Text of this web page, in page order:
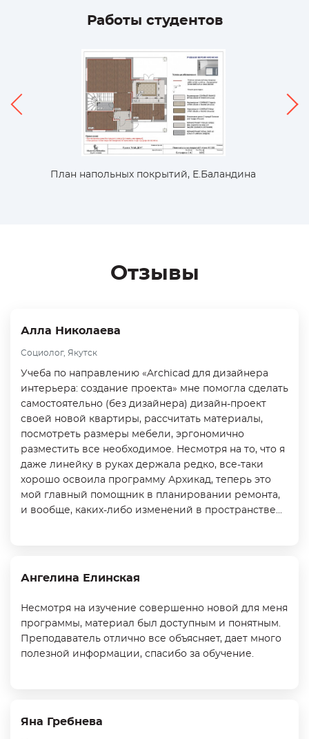
Работы студентов
План напольных покрытий, Е.Баландина
Отзывы
Алла Николаева
Социолог, Якутск
Учеба по направлению «Archicad для дизайнера
интерьера: создание проекта» мне помогла сделать
самостоятельно (без дизайнера) дизайн-проект
своей новой квартиры, рассчитать материалы,
посмотреть размеры мебели, эргономично
разместить все необходимое. Несмотря на то, что я
даже линейку в руках держала редко, все-таки
хорошо освоила программу Архикад, теперь это
мой главный помощник в планировании ремонта,
и вообще, каких-либо изменений в пространстве...
Ангелина Елинская
Несмотря на изучение совершенно новой для меня
программы, материал был доступным и понятным.
Преподаватель отлично все объясняет, дает много
полезной информации, спасибо за обучение.
Яна Гребнева